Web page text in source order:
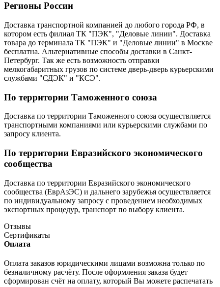
Регионы России
Доставка транспортной компанией до любого города РФ, в
котором есть филиал ТК "ПЭК", "Деловые линии". Доставка
товара до терминала ТК "ПЭК" и "Деловые линии" в Москве
бесплатна. Альтернативные способы доставки в Санкт-
Петербург. Так же есть возможность отправки
мелкогабаритных грузов по системе дверь-дверь курьерскими
службами "СДЭК" и "КСЭ".
По территории Таможенного союза
Доставка по территории Таможенного союза осуществляется
транспортными компаниями или курьерскими службами по
запросу клиента.
По территории Евразийского экономического
сообщества
Доставка по территории Евразийского экономического
сообщества (ЕврАзЭС) и дальнего зарубежья осуществляется
по индивидуальному запросу с проведением необходимых
экспортных процедур, транспорт по выбору клиента.
Отзывы
Сертификаты
Оплата
Оплата заказов юридическими лицами возможна только по
безналичному расчёту. После оформления заказа будет
сформирован счёт на оплату, который Вы можете распечатать